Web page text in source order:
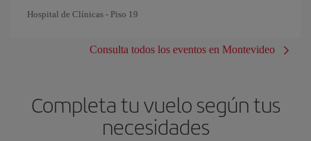
Hospital de Clínicas - Piso 19
Consulta todos los eventos en Montevideo
Completa tu vuelo según tus
necesidades